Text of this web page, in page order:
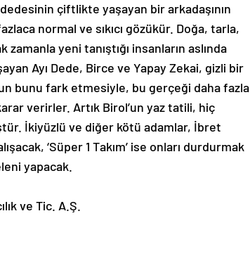
çiftlikte yaşayan bir arkadaşının
normal ve sıkıcı gözükür. Doğa, tarla,
yeni tanıştığı insanların aslında
Ayı Dede, Birce ve Yapay Zekai, gizli bir
bunu fark etmesiyle, bu gerçeği daha fazla
verirler. Artık Birol’un yaz tatili, hiç
İkiyüzlü ve diğer kötü adamlar, İbret
‘Süper 1 Takım’ ise onları durdurmak
yapacak.
ve Tic. A.Ş.